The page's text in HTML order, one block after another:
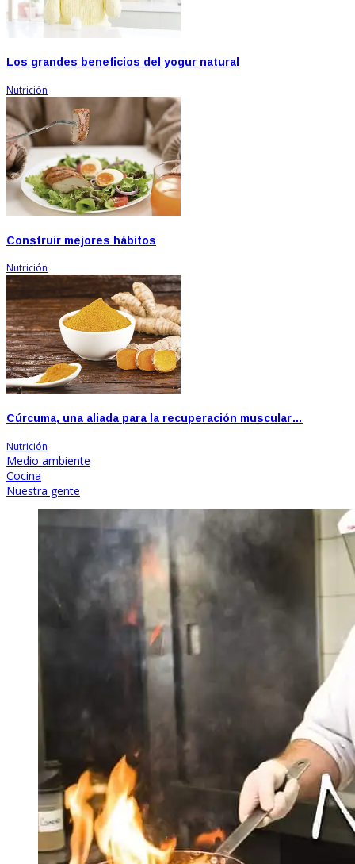
Los grandes beneficios del yogur natural
Nutrición
Construir mejores hábitos
Nutrición
Cúrcuma, una aliada para la recuperación muscular…
Nutrición
Medio ambiente
Cocina
Nuestra gente